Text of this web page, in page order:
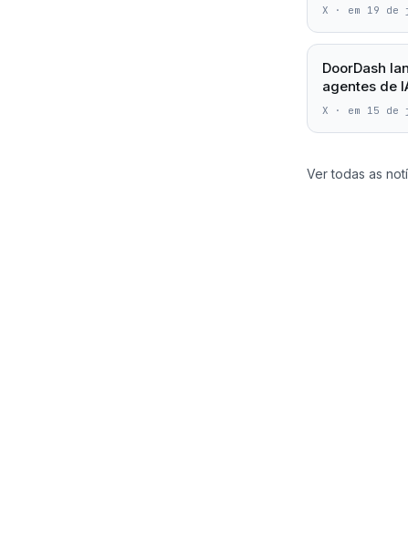
X · em 19 de
DoorDash
agentes de
X · em 15 de
Ver todas as